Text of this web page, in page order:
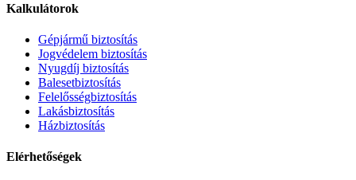
Kalkulátorok
Gépjármű biztosítás
Jogvédelem biztosítás
Nyugdíj biztosítás
Balesetbiztosítás
Felelősségbiztosítás
Lakásbiztosítás
Házbiztosítás
Elérhetőségek